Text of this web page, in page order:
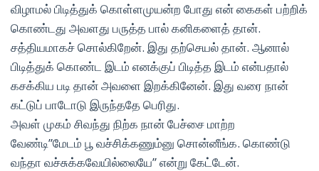
விழாமல் பிடித்துக் கொள்ளமுயன்ற போது என் கைகள் பற்றிக்
கொண்டது அவளது பருத்த பால் கனிகளைத் தான்.
சத்தியமாகச் சொல்கிறேன். இது தற்செயல் தான். ஆனால்
பிடித்துக் கொண்ட இடம் எனக்குப் பிடித்த இடம் என்பதால்
கசக்கிய படி தான் அவளை இறக்கினேன். இது வரை நான்
கட்டுப் பாடோடு இருந்ததே பெரிது.
அவள் முகம் சிவந்து நிற்க நான் பேச்சை மாற்ற
வேண்டி”மேடம் பூ வச்சிக்கணும்னு சொன்னீங்க. கொண்டு
வந்தா வச்சுக்கவேயில்லையே” என்று கேட்டேன்.